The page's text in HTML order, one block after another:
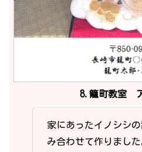
8.籠町教室
家にあったイノシシ
み合わせて作りまし